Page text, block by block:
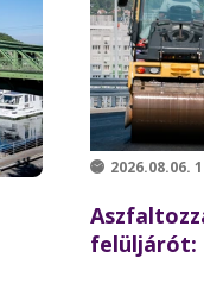
2026.08.06.
felüljárót: